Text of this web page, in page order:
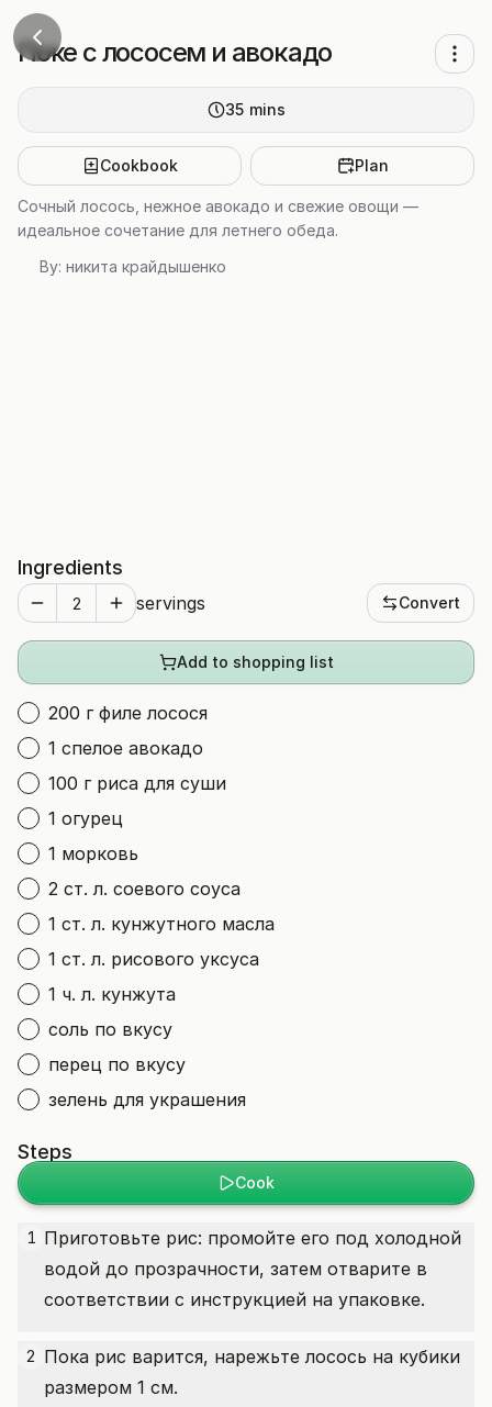
Поке с лососем и авокадо
35 mins
Cookbook Plan
Сочный лосось, нежное авокадо и свежие овощи —
идеальное сочетание для летнего обеда.
By: никита крайдышенко
Ingredients
servings Convert
Add to shopping list
200 г филе лосося
1 спелое авокадо
100 г риса для суши
1 огурец
1 морковь
2 ст. л. соевого соуса
1 ст. л. кунжутного масла
1 ст. л. рисового уксуса
1 ч. л. кунжута
соль по вкусу
перец по вкусу
зелень для украшения
Steps
Cook
1 Приготовьте рис: промойте его под холодной
водой до прозрачности, затем отварите в
соответствии с инструкцией на упаковке.
2 Пока рис варится, нарежьте лосось на кубики
размером 1 см.